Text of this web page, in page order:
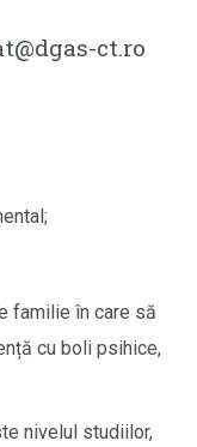
ct.ro
familie în care să
cu boli psihice,
nivelul studiilor,